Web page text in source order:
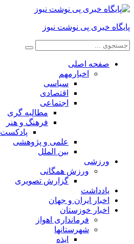
پایگاه خبری پی نوشت نیوز
صفحه اصلی
اخبارمهم
سیاسی
اقتصادی
اجتماعی
مطالبه گری
فرهنگ و هنر
پادکست
علمی و پژوهشی
بین الملل
ورزشی
ورزش همگانی
گزارش تصویری
یادداشت
اخبار ایران و جهان
اخبار خوزستان
فرمانداری اهواز
شهرستانها
ایذه